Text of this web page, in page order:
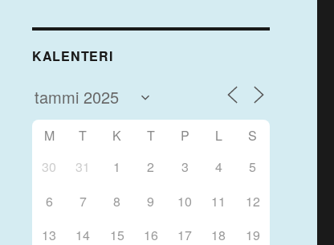
KALENTERI
M T K T P L
S
30
31 1 2 3 4
5
6
7 8 9 10 11
12
13
14 15 16 17 18
19